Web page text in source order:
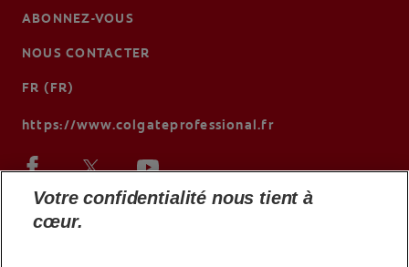
ABONNEZ-VOUS
NOUS CONTACTER
FR (FR)
https://www.colgateprofessional.fr
Votre confidentialité nous tient à
cœur.